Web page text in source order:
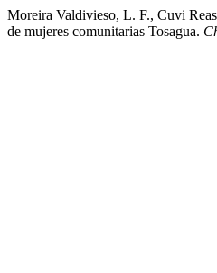
Moreira Valdivieso, L. F., Cuvi
de mujeres comunitarias Tosagua.